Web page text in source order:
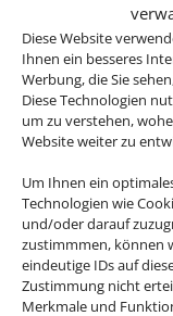
Diese Website
Ihnen ein besseres
Werbung, die Sie
Diese Technologien
um zu verstehen,
Website weiter zu
Um Ihnen ein
Technologien wie
und/oder darauf
zustimmmen, können
eindeutige IDs auf
Zustimmung nicht
Merkmale und
Bei uns
Länder und
weltweit.
Neuseeland
das